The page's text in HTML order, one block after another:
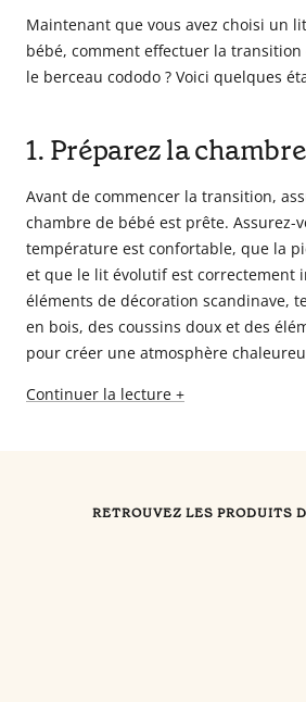
Maintenant que vous avez choisi un
bébé, comment effectuer la
le berceau cododo ? Voici quelques
1. Préparez la
Avant de commencer la transition,
chambre de bébé est prête. Assurez-
température est confortable, que la
et que le lit évolutif est correctement
éléments de décoration scandinave,
en bois, des coussins doux et des
pour créer une atmosphère
Continuer la lecture +
RETROUVEZ LES PRODUITS